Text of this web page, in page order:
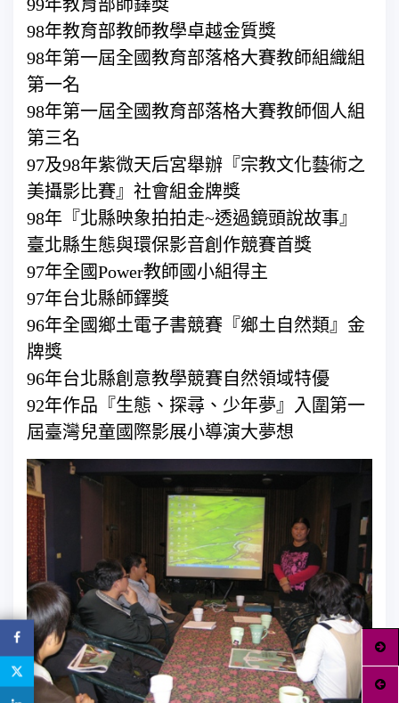
99年教育部師鐸獎
98年教育部教師教學卓越金質獎
98年第一屆全國教育部落格大賽教師組織組
第一名
98年第一屆全國教育部落格大賽教師個人組
第三名
97及98年紫微天后宮舉辦『宗教文化藝術之
美攝影比賽』社會組金牌獎
98年『北縣映象拍拍走~透過鏡頭說故事』
臺北縣生態與環保影音創作競賽首獎
97年全國Power教師國小組得主
97年台北縣師鐸獎
96年全國鄉土電子書競賽『鄉土自然類』金
牌獎
96年台北縣創意教學競賽自然領域特優
92年作品『生態、探尋、少年夢』入圍第一
屆臺灣兒童國際影展小導演大夢想